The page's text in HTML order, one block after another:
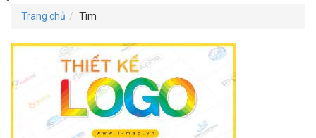
kế
in
ấn
M.A.P
Hải
Trang chủ Tìm